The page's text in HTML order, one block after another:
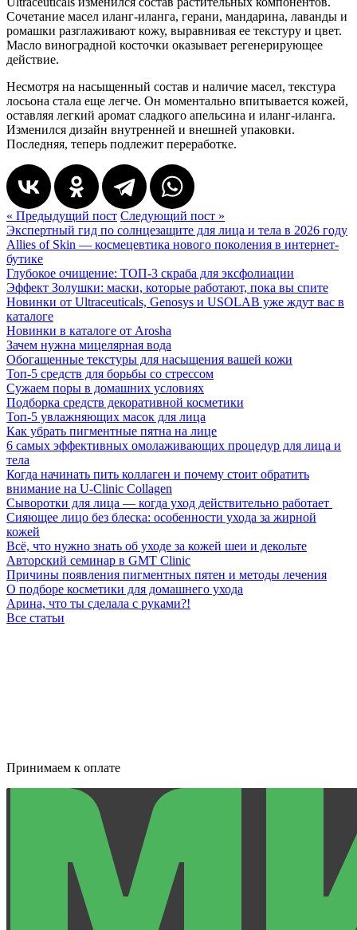
Сочетание масел иланг-иланга, герани, мандарина, лаванды и
ромашки разглаживают кожу, выравнивая ее текстуру и цвет.
Масло виноградной косточки оказывает регенерирующее
действие.
Несмотря на насыщенный состав и наличие масел, текстура
лосьона стала еще легче. Он моментально впитывается кожей,
оставляя легкий аромат сладкого апельсина и иланг-иланга.
Изменился дизайн внутренней и внешней упаковки.
Последняя, теперь подлежит переработке.
« Предыдущий пост Следующий пост »
Экспертный гид по солнцезащите для лица и тела в 2026 году
Allies of Skin — космецевтика нового поколения в интернет-
бутике
Глубокое очищение: ТОП-3 скраба для эксфолиации
Эффект Золушки: маски, которые работают, пока вы спите
Новинки от Ultraceuticals, Genosys и USOLAB уже ждут вас в
каталоге
Новинки в каталоге от Arosha
Зачем нужна мицелярная вода
Обогащенные текстуры для насыщения вашей кожи
Топ-5 средств для борьбы со стрессом
Сужаем поры в домашних условиях
Подборка средств декоративной косметики
Топ-5 увлажняющих масок для лица
Как убрать пигментные пятна на лице
6 самых эффективных омолаживающих процедур для лица и
тела
Когда начинать пить коллаген и почему стоит обратить
внимание на U-Clinic Collagen
Сыворотки для лица — когда уход действительно работает
Сияющее лицо без блеска: особенности ухода за жирной
кожей
Всё, что нужно знать об уходе за кожей шеи и декольте
Авторский семинар в GMT Clinic
Причины появления пигментных пятен и методы лечения
О подборе косметики для домашнего ухода
Арина, что ты сделала с руками?!
Все статьи
Принимаем к оплате